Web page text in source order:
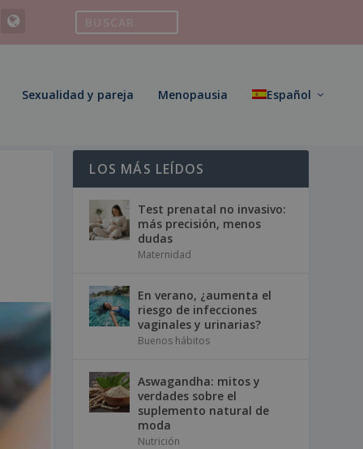
Sexualidad y pareja Menopausia Español
LOS MÁS LEÍDOS
Test prenatal no invasivo:
más precisión, menos
dudas
Maternidad
En verano, ¿aumenta el
riesgo de infecciones
vaginales y urinarias?
Buenos hábitos
Aswagandha: mitos y
verdades sobre el
suplemento natural de
moda
Nutrición